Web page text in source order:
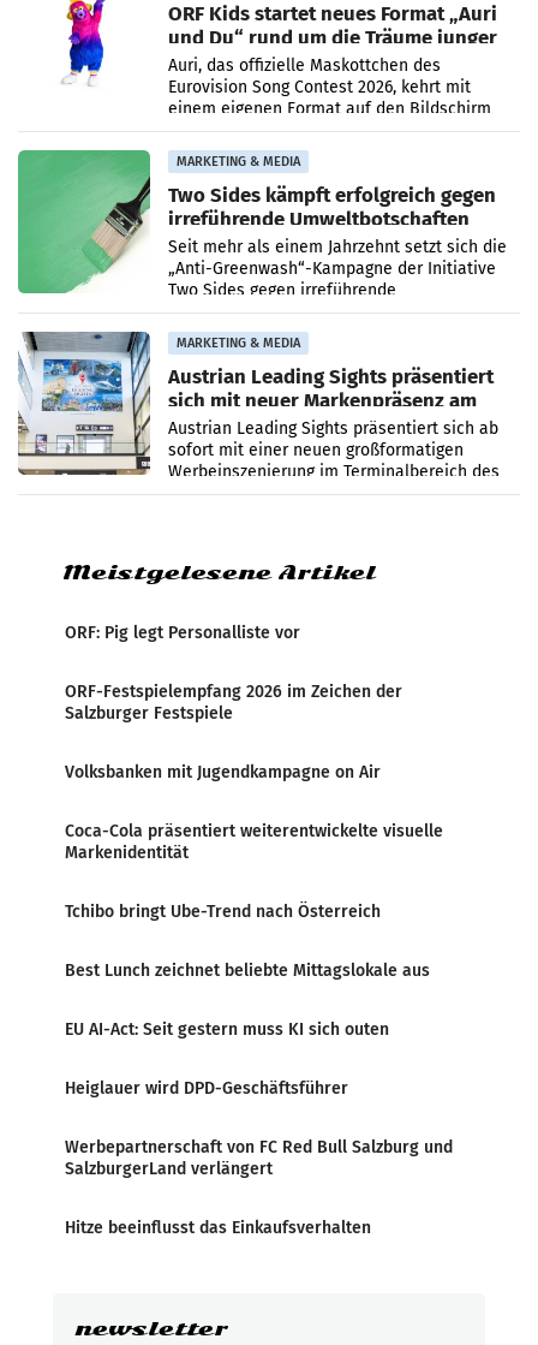
ORF Kids startet neues Format „Auri
und Du“ rund um die Träume junger
Menschen
Auri, das offizielle Maskottchen des
Eurovision Song Contest 2026, kehrt mit
einem eigenen Format auf den Bildschirm
zurück. In der neuen Sendung „Auri und Du“
bei ORF Kids steht
MARKETING & MEDIA
Two Sides kämpft erfolgreich gegen
irreführende Umweltbotschaften
beim Papiereinsatz
Seit mehr als einem Jahrzehnt setzt sich die
„Anti-Greenwash“-Kampagne der Initiative
Two Sides gegen irreführende
Umweltaussagen bei Papierkommunikation
und papierbasierten Verpackungen
MARKETING & MEDIA
Austrian Leading Sights präsentiert
sich mit neuer Markenpräsenz am
Flughafen Wien
Austrian Leading Sights präsentiert sich ab
sofort mit einer neuen großformatigen
Werbeinszenierung im Terminalbereich des
Flughafen Wien. Die Präsenz befindet sich im
Meistgelesene Artikel
ORF: Pig legt Personalliste vor
ORF-Festspielempfang 2026 im Zeichen der
Salzburger Festspiele
Volksbanken mit Jugendkampagne on Air
Coca-Cola präsentiert weiterentwickelte visuelle
Markenidentität
Tchibo bringt Ube-Trend nach Österreich
Best Lunch zeichnet beliebte Mittagslokale aus
EU AI-Act: Seit gestern muss KI sich outen
Heiglauer wird DPD-Geschäftsführer
Werbepartnerschaft von FC Red Bull Salzburg und
SalzburgerLand verlängert
Hitze beeinflusst das Einkaufsverhalten
newsletter